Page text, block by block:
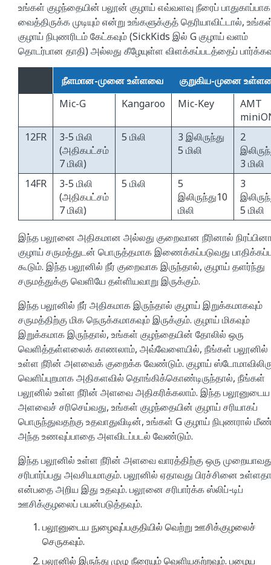
உங்கள் குழந்தையின் பலூன் குழாய் எவ்வளவு நீரைப் பாதுகாப்பாக
வைத்திருக்க முடியும் என்று உங்களுக்குத் தெரியாவிட்டால்,
குழாய் நிபுணரிடம் கேட்கவும் (SickKids இல் G குழாய் வளம்
தொடர்பான தாதி) அல்லது கீழேயுள்ள விளக்கப்படத்தைப்
நீளமான-முனை உள்ளவை
குறுகிய-முனை
Mic-G
Kangaroo Mic-Key
AMT
12FR
3-5 மிலி
(அதிகபட்சம்
7 மிலி)
5 மிலி
3 இலிருந்து
5 மிலி
2
3 மிலி
14FR
3-5 மிலி
(அதிகபட்சம்
7 மிலி)
5 மிலி
5
இலிருந்து10
மிலி
3
5 மிலி
இந்த பலூனை அதிகமான அல்லது குறைவான நீரினால்
குழாய் சருமத்துடன் பொருத்தமாக இணைக்கப்படுவது
கூடும். இந்த பலூனில் நீர் குறைவாக இருந்தால், குழாய் தளர்ந்து
சருமத்துக்கு வெளியே தள்ளியவாறு இருக்கும்.
இந்த பலூனில் நீர் அதிகமாக இருந்தால் குழாய் இறுக்கமாகவும்
சருமத்திற்கு மிக நெருக்கமாகவும் இருக்கும். குழாய் மிகவும்
இறுக்கமாக இருந்தால், உங்கள் குழந்தையின் தோலில் ஒரு
வெளித்தள்ளலைக் காணலாம், அவ்வேளையில், நீங்கள் பலூனில்
உள்ள நீரின் அளவைக் குறைக்க வேண்டும். குழாய்
வெளிப்புறமாக அதிகளவில் தொங்கிக்கொண்டிருந்தால், நீங்கள்
பலூனில் உள்ள நீரின் அளவை அதிகரிக்கலாம். இந்த பலூனுடைய
அளவைச் சரிசெய்வது, உங்கள் குழந்தையின் குழாய் சரியாகப்
பொருந்துவதற்கு உதவாதுவிடின், உங்கள் G குழாய் நிபுணரால்
அந்த உணவுப்பாதை அளவிடப்படல் வேண்டும்.
இந்த பலூனில் உள்ள நீரின் அளவை வாரத்திற்கு ஒரு
சரிபார்ப்பது அவசியமாகும். பலூனில் ஏதாவது பிரச்சினை உள்ளதா
என்பதை அறிய இது உதவும். பலூனை சரிபார்க்க ஸ்லிப்-டிப்
ஊசிக்குழலைப் பயன்படுத்தவும்.
பலூனுடைய நுழைவுப்பகுதியில் வெற்று ஊசிக்குழலைச்
செருகவும்.
பலூனில் இருந்து முழு நீரையும் வெளியகற்றவும். பழைய